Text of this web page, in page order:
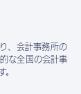
、会計事務所の
な全国の会計事
。